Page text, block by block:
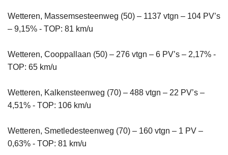
Wetteren, Massemsesteenweg (50) – 1137 vtgn – 104 PV’s
– 9,15% - TOP: 81 km/u
Wetteren, Cooppallaan (50) – 276 vtgn – 6 PV’s – 2,17% -
TOP: 65 km/u
Wetteren, Kalkensteenweg (70) – 488 vtgn – 22 PV’s –
4,51% - TOP: 106 km/u
Wetteren, Smetledesteenweg (70) – 160 vtgn – 1 PV –
0,63% - TOP: 81 km/u